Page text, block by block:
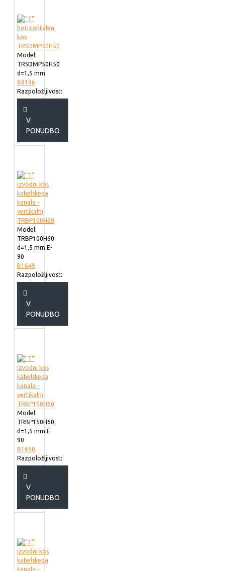
Model:
TRSDMP50H50
d=1,5 mm
B818605
Razpoložljivost::
V
PONUDBO
Model:
TRBP100H60
d=1,5 mm E-
90
B164902
Razpoložljivost::
V
PONUDBO
Model:
TRBP150H60
d=1,5 mm E-
90
B165002
Razpoložljivost::
V
PONUDBO